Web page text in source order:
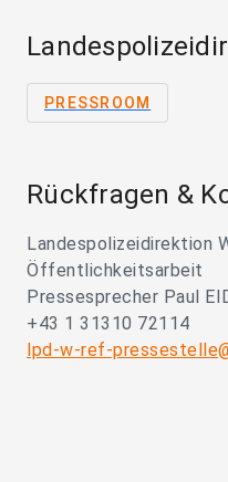
PRESSROOM
Rückfragen &
Landespolizeidirektion
Öffentlichkeitsarbeit
Pressesprecher Paul
+43 1 31310 72114
lpd-w-ref-